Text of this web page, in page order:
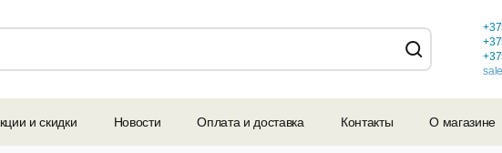
и скидки Новости Оплата и доставка Контакты О магазине